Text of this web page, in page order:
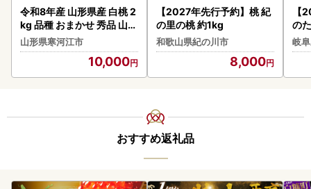
令和8年産 山形県産 白桃 2
kg 品種 おまかせ 秀品 山形
県産 【2026年8月上旬頃
から9月下旬頃発送予定】
010-B-JA047
山形県寒河江市
10,000
【2027年先行予約】桃 紀
の里の桃 約1kg
和歌山県紀の川市
8,000
【
のたか
上
岐
おすすめ返礼品